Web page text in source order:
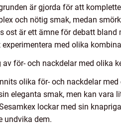
är gjorda för att
och nötig smak, medan
ost är ett ämne för debatt
med olika
av för- och nackdelar med olika
olika för- och nackdelar
eleganta smak, men kan vara
lockar med sin
undvika dem.